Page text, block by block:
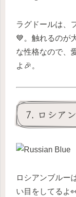
ラグドールは、
💙。触れるのが
な性格なので、
よ🎉。
7. ロシア
ロシアンブルー
い目をしてるよ